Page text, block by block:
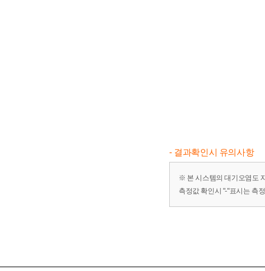
- 결과확인시 유의사항
※ 본 시스템의 대기오염도
측정값 확인시 "-"표시는 측